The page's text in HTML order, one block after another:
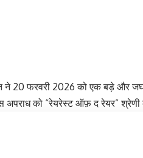
ने 20 फरवरी 2026 को एक बड़े और
अपराध को “रेयरेस्ट ऑफ़ द रेयर” श्रेणी